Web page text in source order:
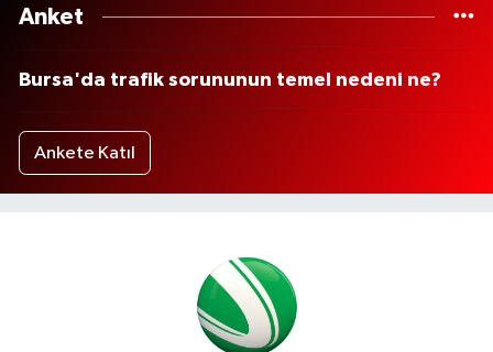
Anket
Bursa'da trafik sorununun temel nedeni ne?
Ankete Katıl